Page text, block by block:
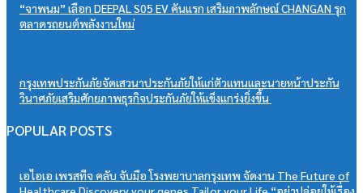
“จาพนม” เลือก DEEPAL S05 EV คันแรก เสริมภาพลักษณ์ CHANGAN รุก
ตลาดรถยนต์พลังงานใหม่
กรุงเทพประกันภัยจัดเสวนาประกันภัยให้แก่ตัวแทนและนายหน้าประกัน
วินาศภัยเสริมศักยภาพธุรกิจประกันภัยให้แข็งแกร่งยิ่งขึ้น
POPULAR POSTS
เอไอเอ เพรสทีจ คลับ จับมือ โรงพยาบาลกรุงเทพ จัดงาน The Future of